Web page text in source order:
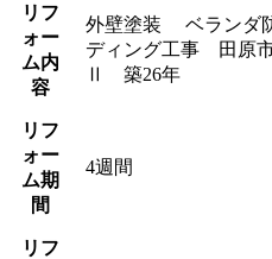
リフ
ォー
ム内
容
外壁塗装 ベランダ
ディング工事 田原
Ⅱ 築26年
リフ
ォー
ム期
間
4週間
リフ